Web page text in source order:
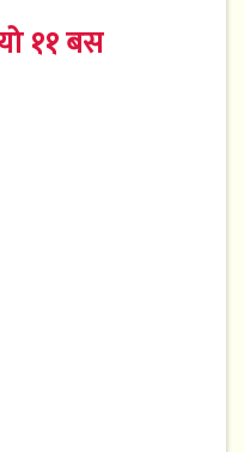
११ बस